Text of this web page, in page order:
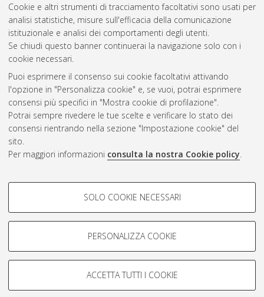
Cookie e altri strumenti di tracciamento facoltativi sono usati per
analisi statistiche, misure sull'efficacia della comunicazione
istituzionale e analisi dei comportamenti degli utenti.
Se chiudi questo banner continuerai la navigazione solo con i
cookie necessari.
Puoi esprimere il consenso sui cookie facoltativi attivando
l'opzione in "Personalizza cookie" e, se vuoi, potrai esprimere
consensi più specifici in "Mostra cookie di profilazione".
Potrai sempre rivedere le tue scelte e verificare lo stato dei
consensi rientrando nella sezione "Impostazione cookie" del
sito.
Per maggiori informazioni consulta la nostra Cookie policy.
COOKIE DI PROFILAZIONE -
Si tratta di cookie utilizzati per analizzare le caratteristiche della
navigazione degli utenti, creare profili in base al loro comportamento
Mostra cookie di profilazione
COOKIE TECNICI - NECESSARI
SOLO COOKIE NECESSARI
PERSONALIZZA COOKIE
ACCETTA TUTTI I COOKIE
Questa lista e' stata generata il Thu Aug 6 20:44:44 2026
Atom
Rss 1.0
Rss 2.0
ISSN: 2038-7946
Impostazioni Cookie
Informativa sulla privacy
Condizioni d’uso del sito